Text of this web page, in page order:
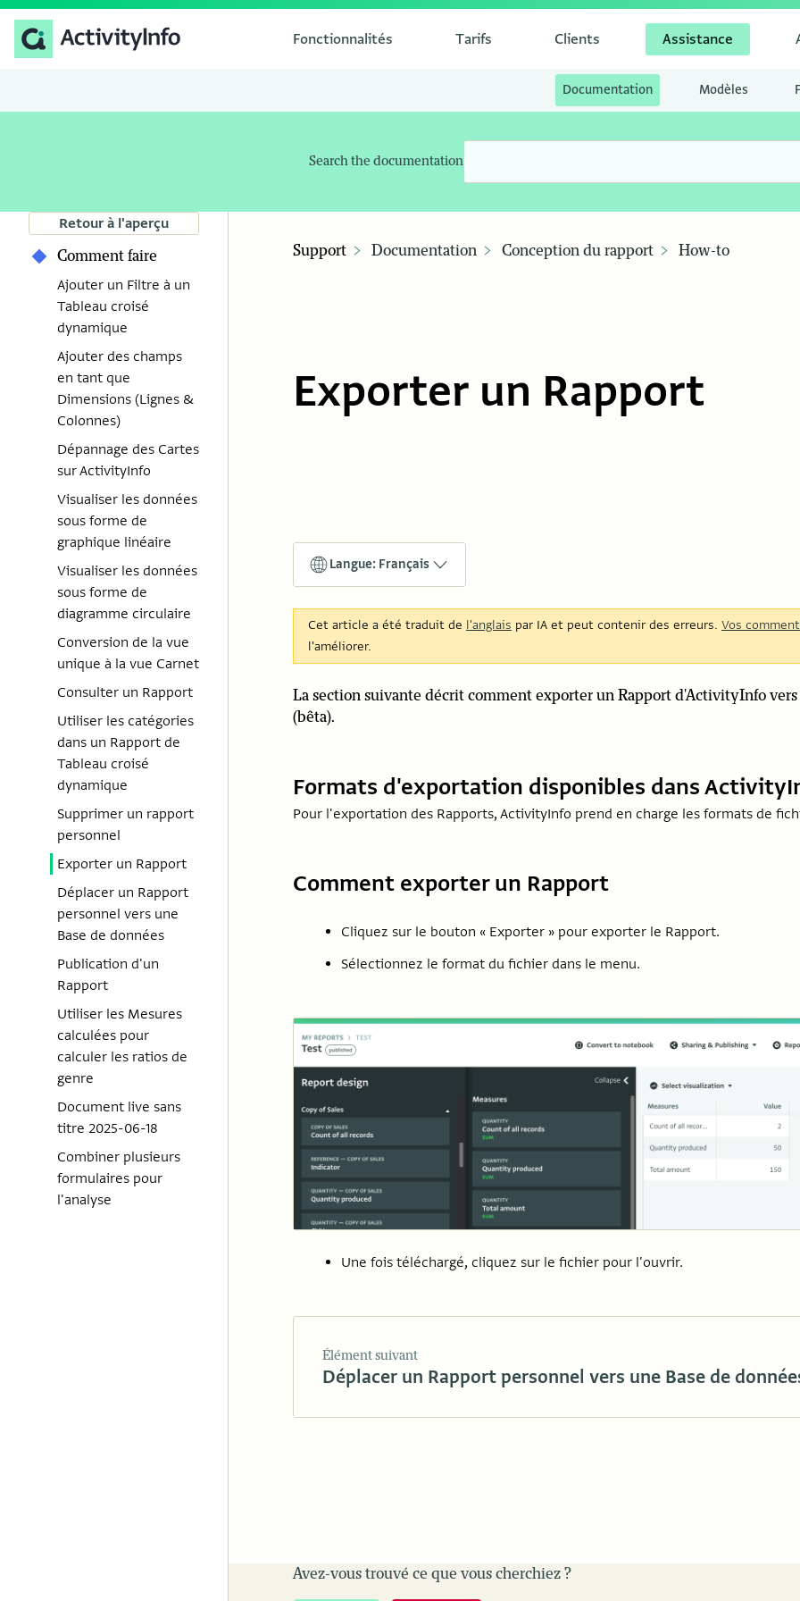
Fonctionnalités Tarifs Clients Assistance
Documentation Modèles
Search the documentation
Retour à l'aperçu
Comment faire
Ajouter un Filtre à un
Tableau croisé
dynamique
Ajouter des champs
en tant que
Dimensions (Lignes &
Colonnes)
Dépannage des Cartes
sur ActivityInfo
Visualiser les données
sous forme de
graphique linéaire
Visualiser les données
sous forme de
diagramme circulaire
Conversion de la vue
unique à la vue Carnet
Consulter un Rapport
Utiliser les catégories
dans un Rapport de
Tableau croisé
dynamique
Supprimer un rapport
personnel
Exporter un Rapport
Déplacer un Rapport
personnel vers une
Base de données
Publication d'un
Rapport
Utiliser les Mesures
calculées pour
calculer les ratios de
genre
Document live sans
titre 2025-06-18
Combiner plusieurs
formulaires pour
l'analyse
Support Documentation Conception du rapport How-to
Exporter un Rapport
Langue: Français
Cet article a été traduit de l'anglais par IA et peut contenir des erreurs. Vos
l'améliorer.
La section suivante décrit comment exporter un Rapport d'ActivityInfo
(bêta).
Formats d'exportation disponibles dans
Pour l'exportation des Rapports, ActivityInfo prend en charge les formats de
Comment exporter un Rapport
Cliquez sur le bouton « Exporter » pour exporter le Rapport.
Sélectionnez le format du fichier dans le menu.
Une fois téléchargé, cliquez sur le fichier pour l'ouvrir.
Élément suivant
Déplacer un Rapport personnel vers une Base de
Avez-vous trouvé ce que vous cherchiez ?